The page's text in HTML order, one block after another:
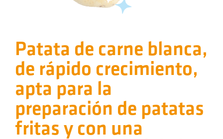
Patata de carne blanca,
de rápido crecimiento,
apta para la
preparación de patatas
fritas y con una